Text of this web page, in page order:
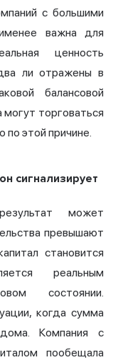
с большими
важна для
ценность
ли отражены в
балансовой
торговаться
этой причине.
сигнализирует
может
превышают
становится
реальным
состоянии.
когда сумма
Компания с
пообещала